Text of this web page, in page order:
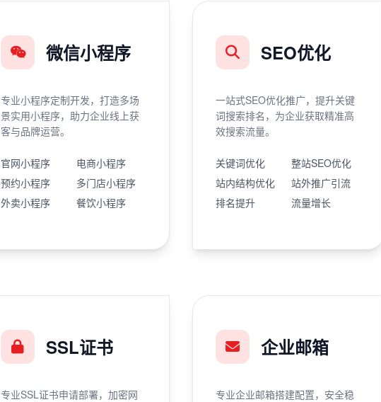
微信小程序
专业小程序定制开发，打造多场
景实用小程序，助力企业线上获
客与品牌运营。
官网小程序
电商小程序
预约小程序
多门店小程序
外卖小程序
餐饮小程序
SEO优化
一站式SEO优化推广，提升关键
词搜索排名，为企业获取精准高
效搜索流量。
关键词优化
整站SEO优化
站内结构优化
站外推广引流
排名提升
流量增长
SSL证书
专业SSL证书申请部署，加密网
企业邮箱
专业企业邮箱搭建配置，安全稳